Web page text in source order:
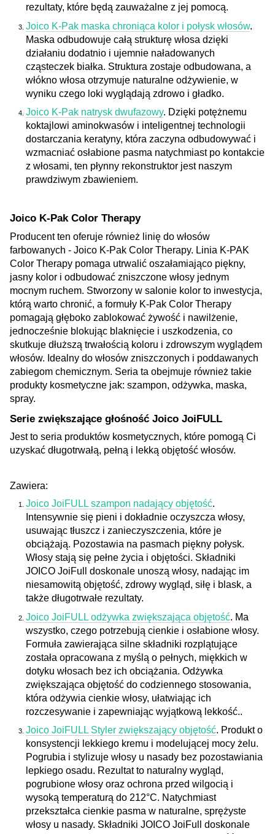
rezultaty, które będą zauważalne z jej pomocą.
Joico K-Pak maska chroniąca kolor i połysk włosów.
Maska odbudowuje całą strukturę włosa dzięki
działaniu dodatnio i ujemnie naładowanych
cząsteczek białka. Struktura zostaje odbudowana, a
włókno włosa otrzymuje naturalne odżywienie, w
wyniku czego loki wyglądają zdrowo i gładko.
Joico K-Pak natrysk dwufazowy. Dzięki potężnemu
koktajlowi aminokwasów i inteligentnej technologii
dostarczania keratyny, która zaczyna odbudowywać i
wzmacniać osłabione pasma natychmiast po kontakcie
z włosami, ten płynny rekonstruktor jest naszym
prawdziwym zbawieniem.
Joico K-Pak Color Therapy
Producent ten oferuje również linię do włosów
farbowanych - Joico K-Pak Color Therapy. Linia K-PAK
Color Therapy pomaga utrwalić oszałamiająco piękny,
jasny kolor i odbudować zniszczone włosy jednym
mocnym ruchem. Stworzony w salonie kolor to inwestycja,
którą warto chronić, a formuły K-Pak Color Therapy
pomagają głęboko zablokować żywość i nawilżenie,
jednocześnie blokując blaknięcie i uszkodzenia, co
skutkuje dłuższą trwałością koloru i zdrowszym wyglądem
włosów. Idealny do włosów zniszczonych i poddawanych
zabiegom chemicznym. Seria ta obejmuje również takie
produkty kosmetyczne jak: szampon, odżywka, maska,
spray.
Serie zwiększające głośność Joico JoiFULL
Jest to seria produktów kosmetycznych, które pomogą Ci
uzyskać długotrwałą, pełną i lekką objętość włosów.
Zawiera:
Joico JoiFULL szampon nadający objętość.
Intensywnie się pieni i dokładnie oczyszcza włosy,
usuwając tłuszcz i zanieczyszczenia, które je
obciążają. Pozostawia na pasmach piękny połysk.
Włosy stają się pełne życia i objętości. Składniki
JOICO JoiFull doskonale unoszą włosy, nadając im
niesamowitą objętość, zdrowy wygląd, siłę i blask, a
także długotrwałe rezultaty.
Joico JoiFULL odżywka zwiększająca objętość. Ma
wszystko, czego potrzebują cienkie i osłabione włosy.
Formuła zawierająca silne składniki rozplątujące
została opracowana z myślą o pełnych, miękkich w
dotyku włosach bez ich obciążania. Odżywka
zwiększająca objętość do codziennego stosowania,
która odżywia cienkie włosy, ułatwiając ich
rozczesywanie i zapewniając wyjątkową lekkość..
Joico JoiFULL Styler zwiększający objętość. Produkt o
konsystencji lekkiego kremu i modelującej mocy żelu.
Pogrubia i stylizuje włosy u nasady bez pozostawiania
lepkiego osadu. Rezultat to naturalny wygląd,
pogrubione włosy oraz ochrona przed wilgocią i
wysoką temperaturą do 212°C. Natychmiast
przekształca cienkie pasma w naturalne, sprężyste
włosy u nasady. Składniki JOICO JoiFull doskonale